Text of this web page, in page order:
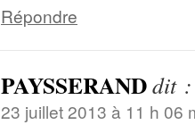
Répondre
PAYSSERANDdit :
23 juillet 2013 à 11 h 06